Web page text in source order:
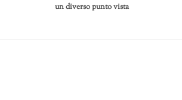
un diverso punto vista